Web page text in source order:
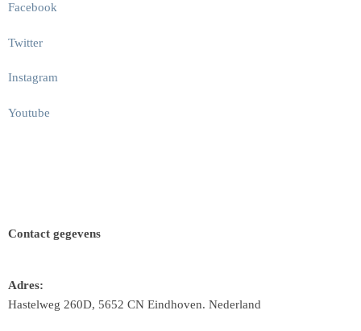
Facebook
Twitter
Instagram
Youtube
Contact gegevens
Adres:
Hastelweg 260D, 5652 CN Eindhoven. Nederland